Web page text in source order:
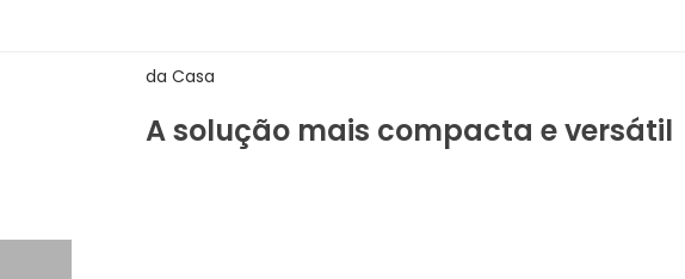
A solução mais compacta e versátil